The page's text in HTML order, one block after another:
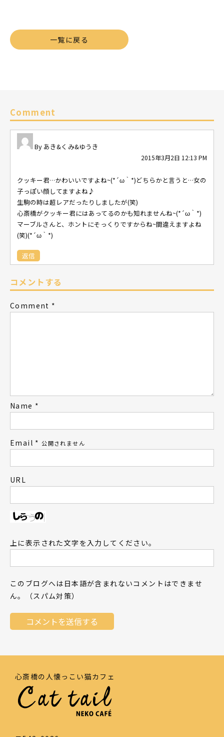
一覧に戻る
Comment
あき&くみ&ゆうき
2015年3月2日 12:13 PM
クッキー君…かわいいですよね~(*´ω｀*)どちらかと言うと…女の
子っぽい顔してますよね♪
生駒の時は超レアだったりしましたが(笑)
心斎橋がクッキー君にはあってるのかも知れませんね~(*´ω｀*)
マーブルさんと、ホントにそっくりですからね~間違えますよね
(笑)(*´ω｀*)
返信
コメントする
Comment *
Name *
Email * 公開されません
URL
上に表示された文字を入力してください。
このブログへは日本語が含まれないコメントはできませ
ん。（スパム対策）
心斎橋の人懐っこい猫カフェ